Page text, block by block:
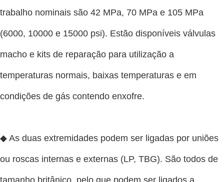
trabalho nominais são 42 MPa, 70 MPa e 105 MPa
(6000, 10000 e 15000 psi). Estão disponíveis válvulas
macho e kits de reparação para utilização a
temperaturas normais, baixas temperaturas e em
condições de gás contendo enxofre.
◆ As duas extremidades podem ser ligadas por uniões
ou roscas internas e externas (LP, TBG). São todos de
tamanho britânico, pelo que podem ser ligados a